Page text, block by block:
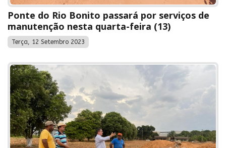
Ponte do Rio Bonito passará por serviços de
manutenção nesta quarta-feira (13)
Terça, 12 Setembro 2023